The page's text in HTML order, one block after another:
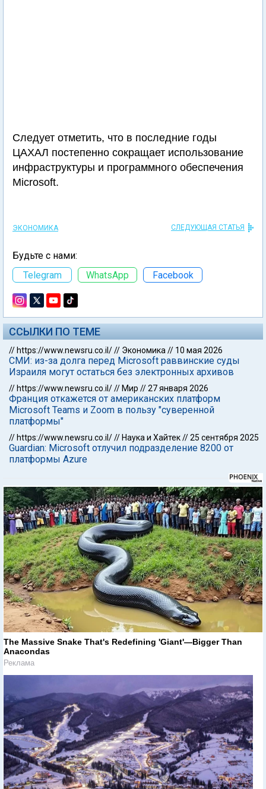
Следует отметить, что в последние годы
ЦАХАЛ постепенно сокращает использование
инфраструктуры и программного обеспечения
Microsoft.
ЭКОНОМИКА СЛЕДУЮЩАЯ СТАТЬЯ
Будьте с нами:
Telegram
WhatsApp Facebook
ССЫЛКИ ПО ТЕМЕ
// https://www.newsru.co.il/// Экономика // 10 мая 2026
СМИ: из-за долга перед Microsoft раввинские суды
Израиля могут остаться без электронных архивов
// https://www.newsru.co.il/// Мир //27 января 2026
Франция откажется от американских платформ
Microsoft Teams и Zoom в пользу "суверенной
платформы"
// https://www.newsru.co.il/// Наука и Хайтек//25 сентября 2025
Guardian: Microsoft отлучил подразделение 8200 от
платформы Azure
The Massive Snake That's Redefining 'Giant'—Bigger Than
Anacondas
Реклама